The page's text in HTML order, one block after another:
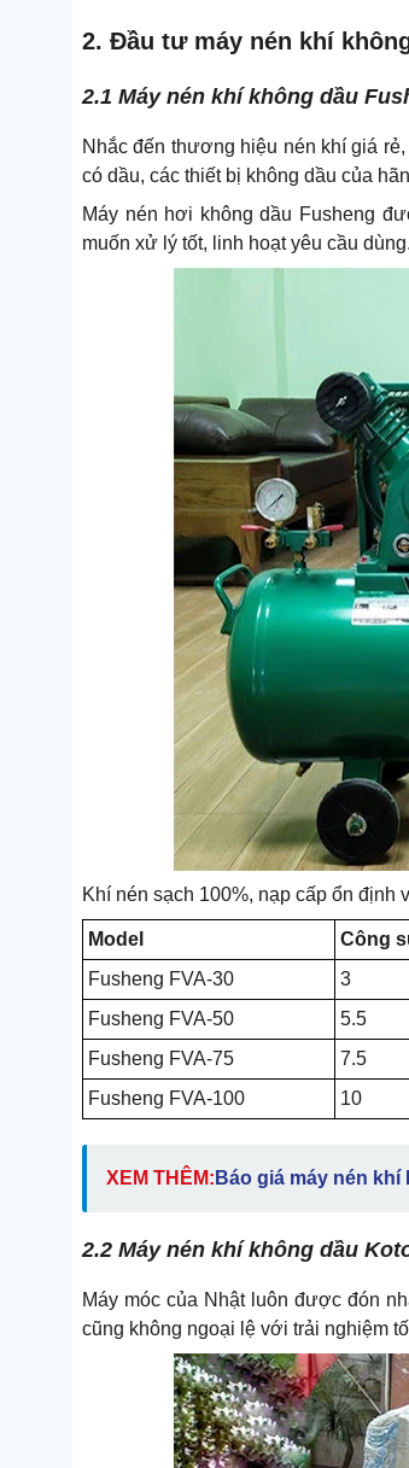
2. Đầu tư máy nén khí
2.1 Máy nén khí không dầu
Nhắc đến thương hiệu nén khí giá
có dầu, các thiết bị không dầu của
Máy nén hơi không dầu Fusheng
muốn xử lý tốt, linh hoạt yêu cầu dùng.
Khí nén sạch 100%, nạp cấp ổn
Model Công
Fusheng FVA-30
3
Fusheng FVA-50
5.5
Fusheng FVA-75
7.5
Fusheng FVA-100
10
XEM THÊM: Báo giá máy nén khí
2.2 Máy nén khí không dầu
Máy móc của Nhật luôn được đón
cũng không ngoại lệ với trải nghiệm